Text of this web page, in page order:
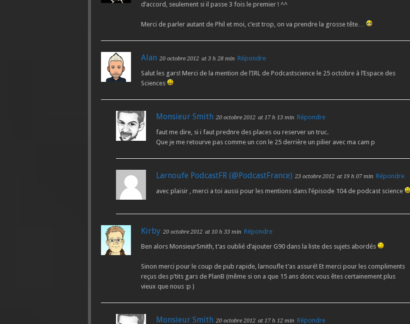
d’accord, seulement si il passe 3 fois le premier ! ^^
Merci de parler autant de Phil et moi, c’est trop, on va prendre la grosse tête…
Alan 20 octobre 2012 at 3 h 28 min Répondre
Salut les gars! Merci de la mention de l’IRL de Podcastscience le 25 octobre à l’Espace des
Sciences
Monsieur Smith 20 octobre 2012 at 17 h 13 min Répondre
faut me dire, si i faut prednre des places ou reserver un truc.
Que je me retourve pas comme un con le 25 derrière un pilier avec ma cam p
Larnoufe PodcastFR (@PodcastFrance) 23 octobre 2012 at 19 h 07 min Répondre
avec plaisir , merci a toi aussi pour les mentions dans l’épisode 104 de podcast science
Kirby 20 octobre 2012 at 10 h 33 min Répondre
Ben alors MonsieurSmith, t’as oublié d’ajouter G90 dans la liste des sujets abordés
Sinon merci pour le coup de pub rapide, larnoufle t’as assuré! Et merci pour les compliments
reçus des p’tits gars de PlanB (même si on a que 15 ans donc vous êtes certainement plus
vieux que nous :p )
Monsieur Smith 20 octobre 2012 at 17 h 12 min Répondre